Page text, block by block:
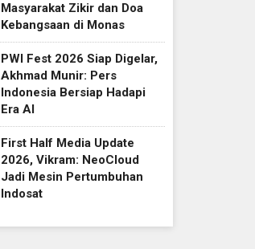
Masyarakat Zikir dan Doa
Kebangsaan di Monas
PWI Fest 2026 Siap Digelar,
Akhmad Munir: Pers
Indonesia Bersiap Hadapi
Era AI
First Half Media Update
2026, Vikram: NeoCloud
Jadi Mesin Pertumbuhan
Indosat